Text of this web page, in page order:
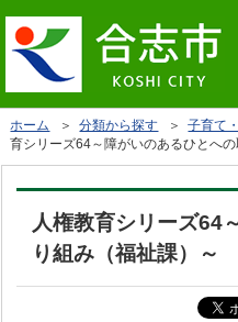
ホーム ＞分類から探す ＞子育て
育シリーズ64～障がいのあるひとへ
人権教育シリーズ64
り組み（福祉課）～